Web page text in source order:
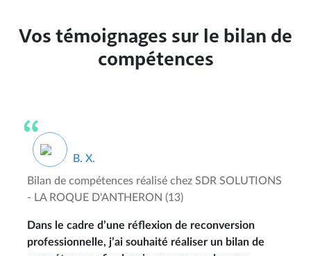
Vos témoignages sur le bilan de
compétences
B. X.
Bilan de compétences réalisé chez SDR SOLUTIONS
- LA ROQUE D'ANTHERON (13)
Dans le cadre d’une réflexion de reconversion
professionnelle, j’ai souhaité réaliser un bilan de